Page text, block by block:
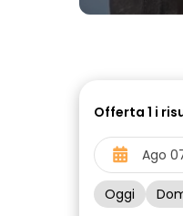
Offerta 1 i
Oggi